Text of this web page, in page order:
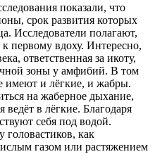
показали, что
срок развития которых
Исследователи полагают,
первому вдоху. Интересно,
ответственная за икоту,
зоны у амфибий. В том
имеют и лёгкие, и жабры.
на жаберное дыхание,
ведёт в лёгкие. Благодаря
себя под водой.
как
газом или растяжением